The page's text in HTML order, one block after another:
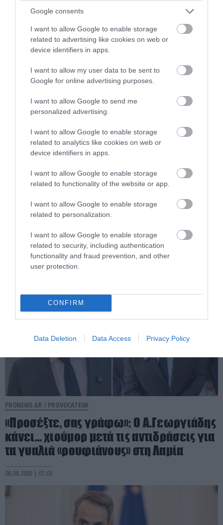
Google consents
I want to allow Google to enable storage
related to advertising like cookies on web or
device identifiers in apps.
I want to allow my user data to be sent to
Google for online advertising purposes.
I want to allow Google to send me
personalized advertising.
I want to allow Google to enable storage
related to analytics like cookies on web or
device identifiers in apps.
I want to allow Google to enable storage
related to functionality of the website or app.
I want to allow Google to enable storage
related to personalization.
I want to allow Google to enable storage
related to security, including authentication
functionality and fraud prevention, and other
user protection.
CONFIRM
Data Deletion Data Access Privacy Policy
Σ.Ξαρχάκος σε Κ.Μητσοτάκη:
«Προστατέψτε τα παιδιά από τον τζόγο»
(βίντεο)
06.08.2026 | 09:13
Α.Γεωργιάδης για πτώση ψευδοροφής
στα ΤΕΠ του νοσοκομείου Κορίνθου: «Δεν
κατέρρευσε – Την ξήλωσαν»
06.08.2026 | 08:58
PRONEWS.GR / PROVOCATEUR
«Προσέξτε, σας γράφω»: Ο Α.Γεωργιάδης
κάνει… χιούμορ μετά τις αντιδράσεις για
τα γυαλιά «ρουφιάνους» στη Λαμία
06.08.2026 | 07:03